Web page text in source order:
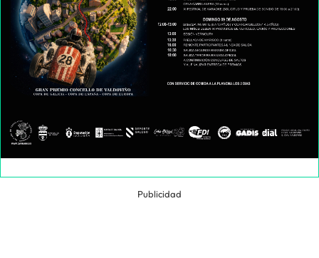
Publicidad